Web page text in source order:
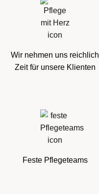
Wir nehmen uns reichlich
Zeit für unsere Klienten
Feste Pflegeteams